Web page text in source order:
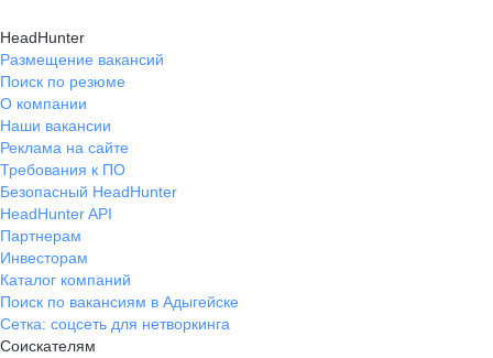
HeadHunter
Размещение вакансий
Поиск по резюме
О компании
Наши вакансии
Реклама на сайте
Требования к ПО
Безопасный HeadHunter
HeadHunter API
Партнерам
Инвесторам
Каталог компаний
Поиск по вакансиям в Адыгейске
Сетка: соцсеть для нетворкинга
Соискателям